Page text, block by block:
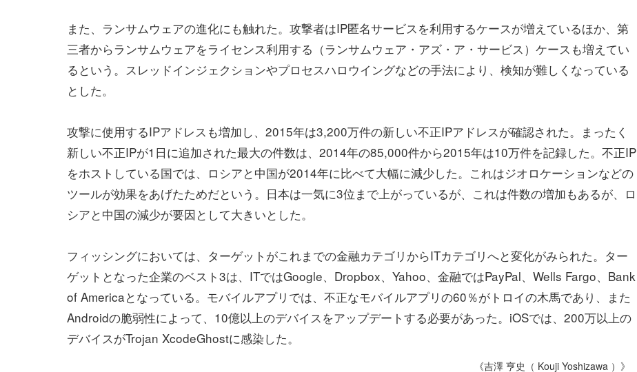
また、ランサムウェアの進化にも触れた。攻撃者はIP匿名サービスを利用するケースが増えているほか、第
三者からランサムウェアをライセンス利用する（ランサムウェア・アズ・ア・サービス）ケースも増えてい
るという。スレッドインジェクションやプロセスハロウイングなどの手法により、検知が難しくなっている
とした。
攻撃に使用するIPアドレスも増加し、2015年は3,200万件の新しい不正IPアドレスが確認された。まったく
新しい不正IPが1日に追加された最大の件数は、2014年の85,000件から2015年は10万件を記録した。不正IP
をホストしている国では、ロシアと中国が2014年に比べて大幅に減少した。これはジオロケーションなどの
ツールが効果をあげたためだという。日本は一気に3位まで上がっているが、これは件数の増加もあるが、ロ
シアと中国の減少が要因として大きいとした。
フィッシングにおいては、ターゲットがこれまでの金融カテゴリからITカテゴリへと変化がみられた。ター
ゲットとなった企業のベスト3は、ITではGoogle、Dropbox、Yahoo、金融ではPayPal、Wells Fargo、Bank
of Americaとなっている。モバイルアプリでは、不正なモバイルアプリの60％がトロイの木馬であり、また
Androidの脆弱性によって、10億以上のデバイスをアップデートする必要があった。iOSでは、200万以上の
デバイスがTrojan XcodeGhostに感染した。
《吉澤 亨史（ Kouji Yoshizawa ）》